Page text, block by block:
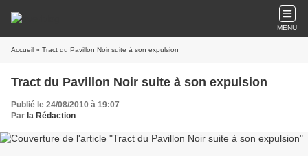
MENU
Accueil » Tract du Pavillon Noir suite à son expulsion
Tract du Pavillon Noir suite à son expulsion
Publié le 24/08/2010 à 19:07
Par la Rédaction